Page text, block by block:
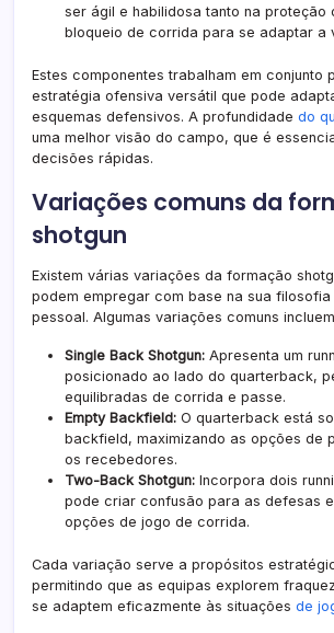
ser ágil e habilidosa tanto na proteção
bloqueio de corrida para se adaptar a
Estes componentes trabalham em conjunto
estratégia ofensiva versátil que pode
esquemas defensivos. A profundidade do
uma melhor visão do campo, que é
decisões rápidas.
Variações comuns da
shotgun
Existem várias variações da formação
podem empregar com base na sua filosofia
pessoal. Algumas variações comuns
Single Back Shotgun: Apresenta um
posicionado ao lado do quarterback,
equilibradas de corrida e passe.
Empty Backfield: O quarterback está
backfield, maximizando as opções de
os recebedores.
Two-Back Shotgun: Incorpora dois
pode criar confusão para as defesas
opções de jogo de corrida.
Cada variação serve a propósitos
permitindo que as equipas explorem
se adaptem eficazmente às situações de